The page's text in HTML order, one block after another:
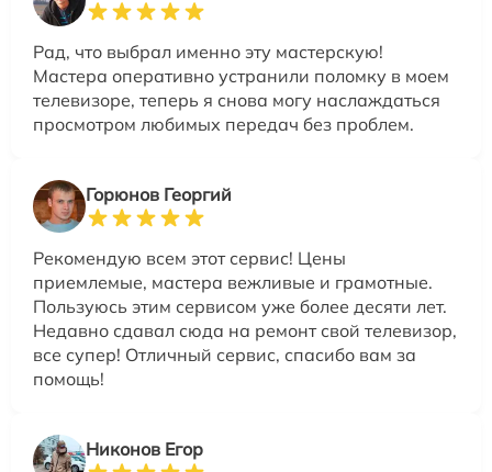
Рад, что выбрал именно эту мастерскую!
Мастера оперативно устранили поломку в моем
телевизоре, теперь я снова могу наслаждаться
просмотром любимых передач без проблем.
Горюнов Георгий
Рекомендую всем этот сервис! Цены
приемлемые, мастера вежливые и грамотные.
Пользуюсь этим сервисом уже более десяти лет.
Недавно сдавал сюда на ремонт свой телевизор,
все супер! Отличный сервис, спасибо вам за
помощь!
Никонов Егор